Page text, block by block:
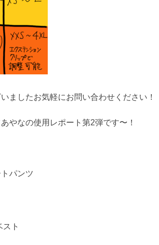
ましたお気軽にお問い合わせください！
やなの使用レポート第2弾です〜！
パンツ
ト